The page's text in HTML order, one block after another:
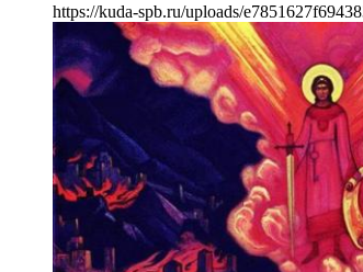
https://kuda-spb.ru/uploads/